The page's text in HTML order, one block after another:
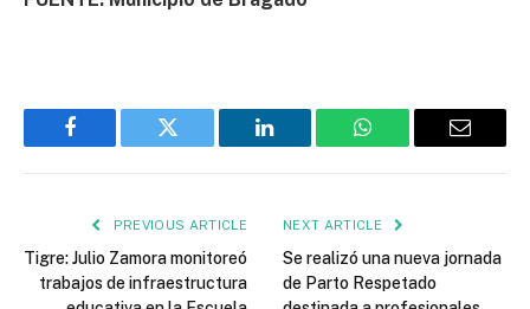
Facebook Twitter LinkedIn WhatsApp Email
PREVIOUS ARTICLE
Tigre: Julio Zamora monitoreó
trabajos de infraestructura
NEXT ARTICLE
Se realizó una nueva jornada
de Parto Respetado